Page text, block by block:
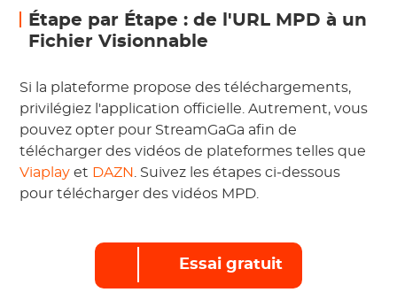
Étape par Étape : de l'URL MPD à un
Fichier Visionnable
Si la plateforme propose des téléchargements,
privilégiez l'application officielle. Autrement, vous
pouvez opter pour StreamGaGa afin de
télécharger des vidéos de plateformes telles que
Viaplay et DAZN
. Suivez les étapes ci-dessous
pour télécharger des vidéos MPD.
Essai gratuit